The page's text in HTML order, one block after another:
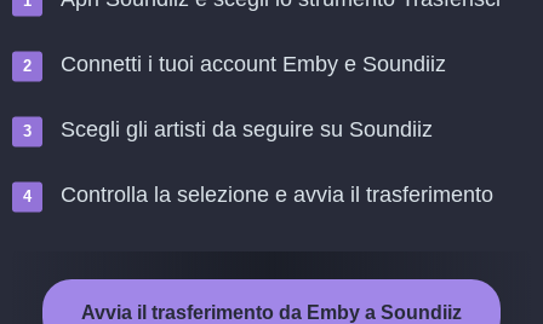
Connetti i tuoi account Emby e Soundiiz
Scegli gli artisti da seguire su Soundiiz
Controlla la selezione e avvia il trasferimento
Avvia il trasferimento da Emby a Soundiiz